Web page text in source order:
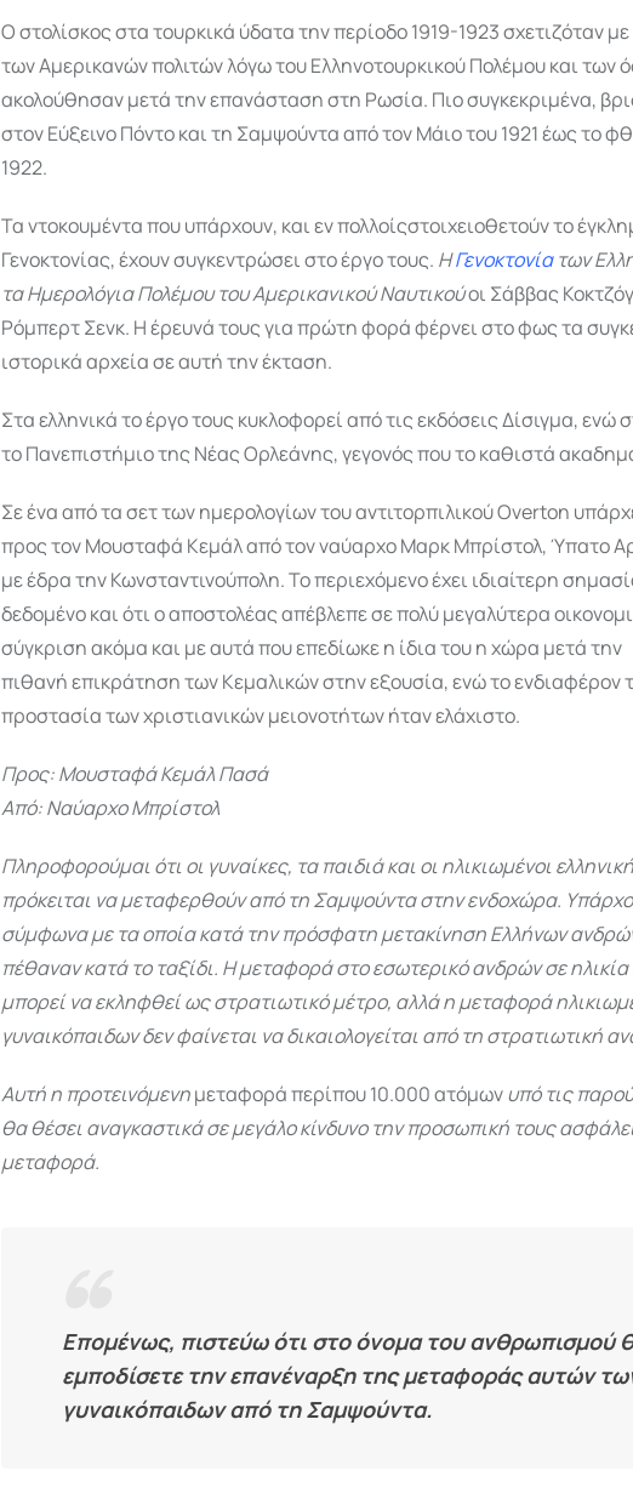
Ο στολίσκος στα τουρκικά ύδατα την περίοδο 1919-1923 σχετιζόταν
των Αμερικανών πολιτών λόγω του Ελληνοτουρκικού Πολέμου και των
ακολούθησαν μετά την επανάσταση στη Ρωσία. Πιο συγκεκριμένα,
στον Εύξεινο Πόντο και τη Σαμψούντα από τον Μάιο του 1921 έως το
1922.
Τα ντοκουμέντα που υπάρχουν, και εν πολλοίςστοιχειοθετούν το
Γενοκτονίας, έχουν συγκεντρώσει στο έργο τους. ΗΓενοκτονίατων
τα Ημερολόγια Πολέμου του Αμερικανικού Ναυτικούοι Σάββας
Ρόμπερτ Σενκ. Η έρευνά τους για πρώτη φορά φέρνει στο φως τα
ιστορικά αρχεία σε αυτή την έκταση.
Στα ελληνικά το έργο τους κυκλοφορεί από τις εκδόσεις Δίσιγμα, ενώ
το Πανεπιστήμιο της Νέας Ορλεάνης, γεγονός που το καθιστά
Σε ένα από τα σετ των ημερολογίων του αντιτορπιλικού Overton
προς τον Μουσταφά Κεμάλ από τον ναύαρχο Μαρκ Μπρίστολ, Ύπατο
με έδρα την Κωνσταντινούπολη. Το περιεχόμενο έχει ιδιαίτερη
δεδομένο και ότι ο αποστολέας απέβλεπε σε πολύ μεγαλύτερα
σύγκριση ακόμα και με αυτά που επεδίωκε η ίδια του η χώρα μετά την
πιθανή επικράτηση των Κεμαλικών στην εξουσία, ενώ το ενδιαφέρον
προστασία των χριστιανικών μειονοτήτων ήταν ελάχιστο.
Προς: Μουσταφά Κεμάλ Πασά
Από: Ναύαρχο Μπρίστολ
Πληροφορούμαι ότι οι γυναίκες, τα παιδιά και οι ηλικιωμένοι
πρόκειται να μεταφερθούν από τη Σαμψούντα στην ενδοχώρα.
σύμφωνα με τα οποία κατά την πρόσφατη μετακίνηση Ελλήνων
πέθαναν κατά το ταξίδι. Η μεταφορά στο εσωτερικό ανδρών σε
μπορεί να εκληφθεί ως στρατιωτικό μέτρο, αλλά η μεταφορά
γυναικόπαιδων δεν φαίνεται να δικαιολογείται από τη στρατιωτική
Αυτή η προτεινόμενημεταφορά περίπου 10.000 ατόμωνυπό τις
θα θέσει αναγκαστικά σε μεγάλο κίνδυνο την προσωπική τους
μεταφορά.
Επομένως, πιστεύω ότι στο όνομα του ανθρωπισμού
εμποδίσετε την επανέναρξη της μεταφοράς αυτών
γυναικόπαιδων από τη Σαμψούντα.